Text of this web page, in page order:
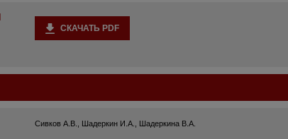
СКАЧАТЬ PDF
Сивков А.В., Шадеркин И.А., Шадеркина В.А.